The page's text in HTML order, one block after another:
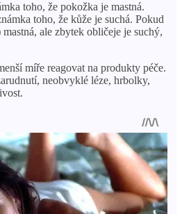
toho, že pokožka je mastná.
toho, že kůže je suchá. Pokud
ale zbytek obličeje je suchý,
míře reagovat na produkty péče.
neobvyklé léze, hrbolky,